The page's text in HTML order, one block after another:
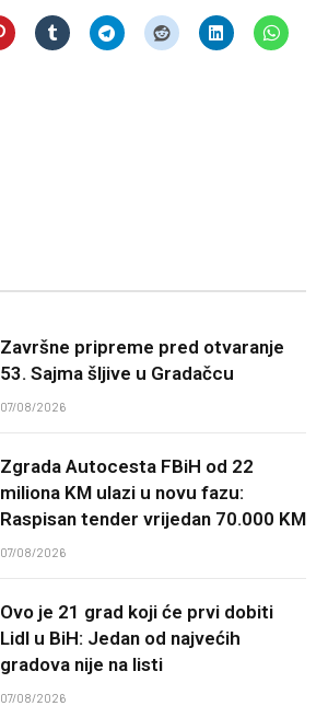
Završne pripreme pred otvaranje
53. Sajma šljive u Gradačcu
07/08/2026
Zgrada Autocesta FBiH od 22
miliona KM ulazi u novu fazu:
Raspisan tender vrijedan 70.000 KM
07/08/2026
Ovo je 21 grad koji će prvi dobiti
Lidl u BiH: Jedan od najvećih
gradova nije na listi
07/08/2026